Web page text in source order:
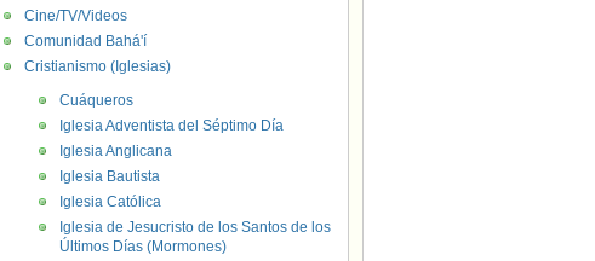
Cine/TV/Videos
Comunidad Bahá'í
Cristianismo (Iglesias)
Cuáqueros
Iglesia Adventista del Séptimo Día
Iglesia Anglicana
Iglesia Bautista
Iglesia Católica
Iglesia de Jesucristo de los Santos de los
Últimos Días (Mormones)